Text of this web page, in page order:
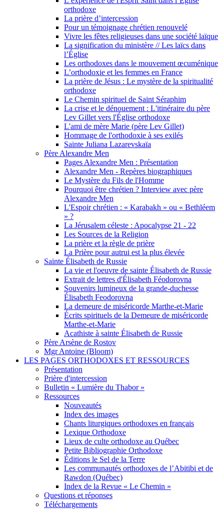
orthodoxe
La prière d’intercession
Pour un témoignage chrétien renouvelé
Vivre les fêtes religieuses dans une société laïque
La signification du ministère // Les laïcs dans
l’Église
Les orthodoxes dans le mouvement œcuménique
L’orthodoxie et les femmes en France
La prière de Jésus : Le mystère de la spiritualité
orthodoxe
Le Chemin spirituel de Saint Séraphim
La crise et le dénouement : L'itinéraire du père
Lev Gillet vers l'Église orthodoxe
L'ami de mère Marie (père Lev Gillet)
Hommage de l'orthodoxie à ses exilés
Sainte Juliana Lazarevskaïa
Père Alexandre Men
Pages Alexandre Men : Présentation
Alexandre Men - Repères biographiques
Le Mystère du Fils de l'Homme
Pourquoi être chrétien ? Interview avec père
Alexandre Men
L'Espoir chrétien : « Karabakh » ou « Bethléem
» ?
La Jérusalem céleste : Apocalypse 21 - 22
Les Sources de la Religion
La prière et la règle de prière
La Prière pour autrui est la plus élevée
Sainte Élisabeth de Russie
La vie et l'oeuvre de sainte Élisabeth de Russie
Extrait de lettres d'Élisabeth Féodorovna
Souvenirs lumineux de la grande-duchesse
Élisabeth Feodorovna
La demeure de miséricorde Marthe-et-Marie
Écrits spirituels de la Demeure de miséricorde
Marthe-et-Marie
Acathiste à sainte Élisabeth de Russie
Père Arsène de Rostov
Mgr Antoine (Bloom)
LES PAGES ORTHODOXES ET RESSOURCES
Présentation
Prière d'intercession
Bulletin « Lumière du Thabor »
Ressources
Nouveautés
Index des images
Chants liturgiques orthodoxes en français
Lexique Orthodoxe
Lieux de culte orthodoxe au Québec
Petite Bibliographie Orthodoxe
Éditions le Sel de la Terre
Les communautés orthodoxes de l’Abitibi et de
Rawdon (Québec)
Index de la Revue « Le Chemin »
Questions et réponses
Téléchargements